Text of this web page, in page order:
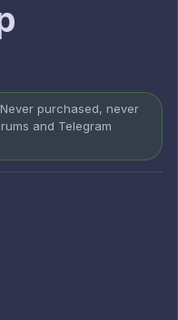
purchased, never
and Telegram